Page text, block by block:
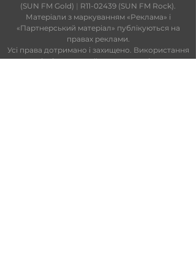
(SUN FM Gold) | R11-02439 (SUN FM Rock).
Матеріали з маркуванням «Реклама» і
«Партнерський матеріал» публікуються на
правах реклами.
Усі права дотримано і захищено. Використання
матеріалів цього сайту можливе тільки за